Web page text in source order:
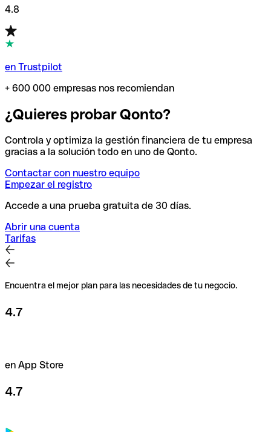
4.8
en Trustpilot
+ 600 000 empresas nos recomiendan
¿Quieres probar Qonto?
Controla y optimiza la gestión financiera de tu empresa
gracias a la solución todo en uno de Qonto.
Contactar con nuestro equipo
Empezar el registro
Accede a una prueba gratuita de 30 días.
Abrir una cuenta
Tarifas
Encuentra el mejor plan para las necesidades de tu negocio.
4.7
en App Store
4.7